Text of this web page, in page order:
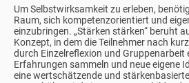
Um Selbstwirksamkeit zu erleben,
Raum, sich kompetenzorientiert und
einzubringen. „Stärken stärken“ beruht
Konzept, in dem die Teilnehmer nach
durch Einzelreflexion und Gruppenarbeit
Erfahrungen sammeln und neue eigene
eine wertschätzende und